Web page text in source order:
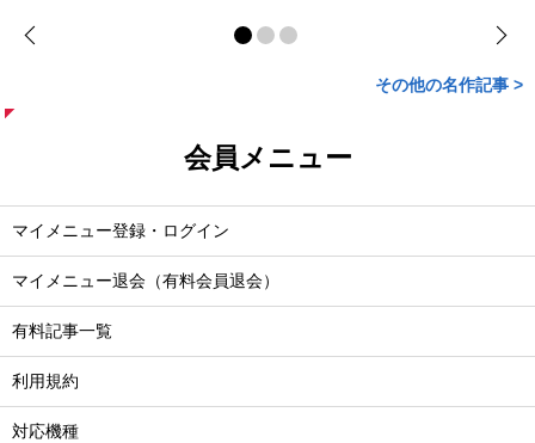
その他の名作記事 >
会員メニュー
マイメニュー登録・ログイン
マイメニュー退会（有料会員退会）
有料記事一覧
利用規約
対応機種